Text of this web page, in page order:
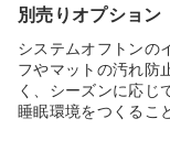
別売りオプション
システムオフトンの
フやマットの汚れ防
く、シーズンに応じ
睡眠環境をつくるこ